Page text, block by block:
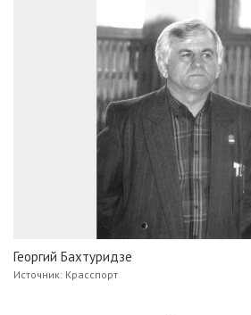
Георгий Бахтуридзе
Источник: Красспорт